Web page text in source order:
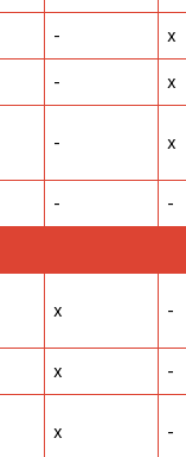
- x
- x
- x
- -
x -
x -
x -